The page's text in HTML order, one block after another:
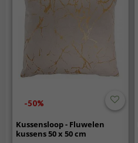
-50%
Kussensloop - Fluwelen
kussens 50 x 50 cm